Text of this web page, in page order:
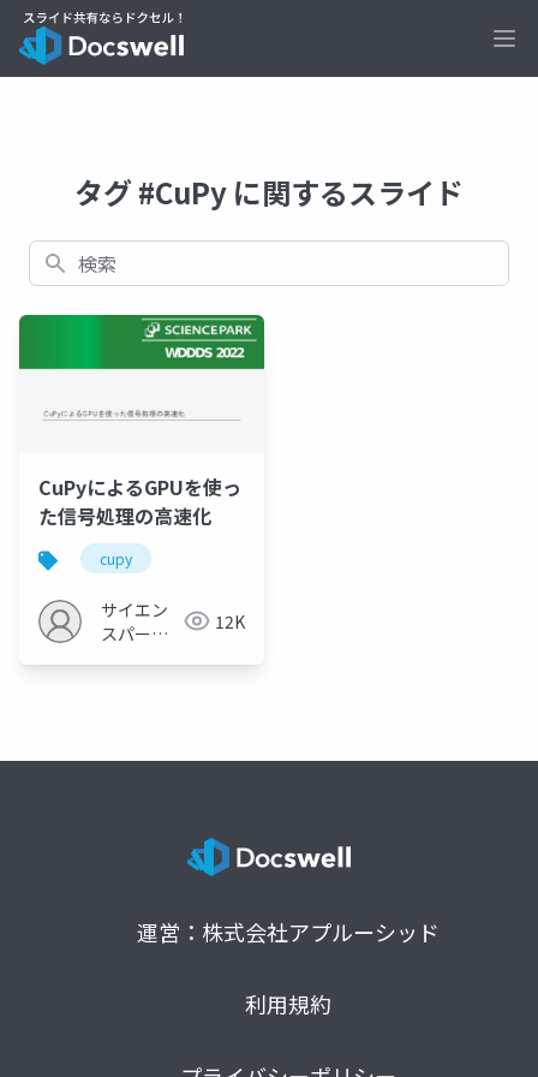
タグ #CuPy に関するスライド
検索
CuPyによるGPUを使っ
た信号処理の高速化
cupy
サイエン
スパーク
12K
運営：株式会社アプルーシッド
利用規約